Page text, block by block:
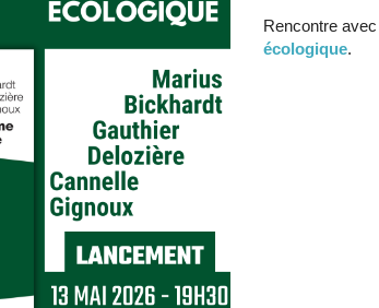
Rencontre avec
écologique.